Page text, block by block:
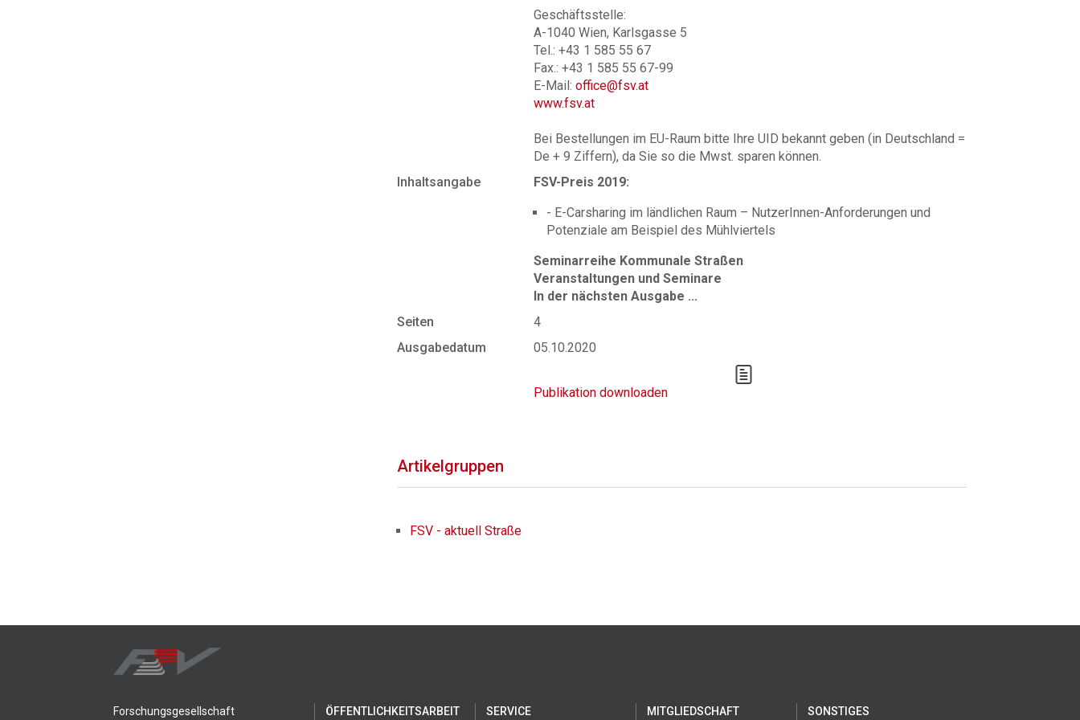
Geschäftsstelle:
A-1040 Wien, Karlsgasse 5
Tel.: +43 1 585 55 67
Fax.: +43 1 585 55 67-99
E-Mail:office@fsv.at
www.fsv.at
Bei Bestellungen im EU-Raum bitte Ihre UID bekannt geben (in Deutschland =
De + 9 Ziffern), da Sie so die Mwst. sparen können.
Inhaltsangabe
FSV-Preis 2019:
- E-Carsharing im ländlichen Raum – NutzerInnen-Anforderungen und
Potenziale am Beispiel des Mühlviertels
Seminarreihe Kommunale Straßen
Veranstaltungen und Seminare
In der nächsten Ausgabe ...
Seiten
4
Ausgabedatum
05.10.2020
Publikation downloaden
Artikelgruppen
FSV - aktuell Straße
Forschungsgesellschaft ÖFFENTLICHKEITSARBEIT SERVICE MITGLIEDSCHAFT SONSTIGES